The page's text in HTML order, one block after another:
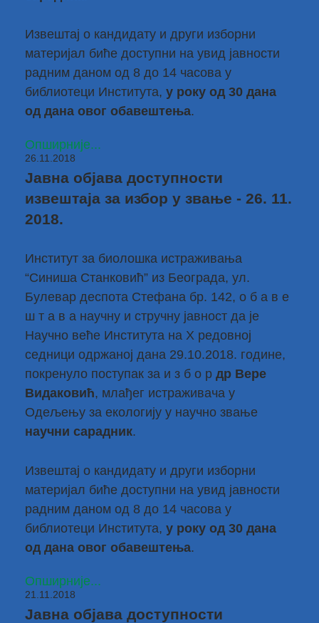
Извештај о кандидату и други изборни
материјал биће доступни на увид јавности
радним даном од 8 до 14 часова у
библиотеци Института, у року од 30 дана
од дана овог обавештења.
Опширније...
26.11.2018
Јавна објава доступности
извештаја за избор у звање - 26. 11.
2018.
Институт за биолошка истраживања
“Синиша Станковић” из Београда, ул.
Булевар деспота Стефана бр. 142, о б а в е
ш т а в а научну и стручну јавност да је
Научно веће Института на X редовној
седници одржаној дана 29.10.2018. године,
покренуло поступак за и з б о р др Вере
Видаковић, млађег истраживача у
Одељењу за екологију у научно звање
научни сарадник.
Извештај о кандидату и други изборни
материјал биће доступни на увид јавности
радним даном од 8 до 14 часова у
библиотеци Института, у року од 30 дана
од дана овог обавештења.
Опширније...
21.11.2018
Јавна објава доступности